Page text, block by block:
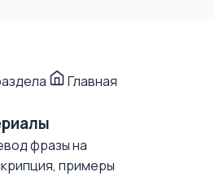
Главная
фразы на
примеры